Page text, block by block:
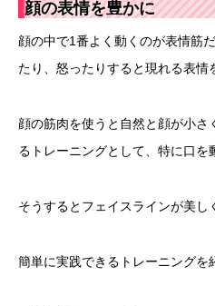
顔の表情を豊かに
顔の中で1番よく動くのが表情筋
たり、怒ったりすると現れる表情
顔の筋肉を使うと自然と顔が小さ
るトレーニングとして、特に口を
そうするとフェイスラインが美し
簡単に実践できるトレーニングを